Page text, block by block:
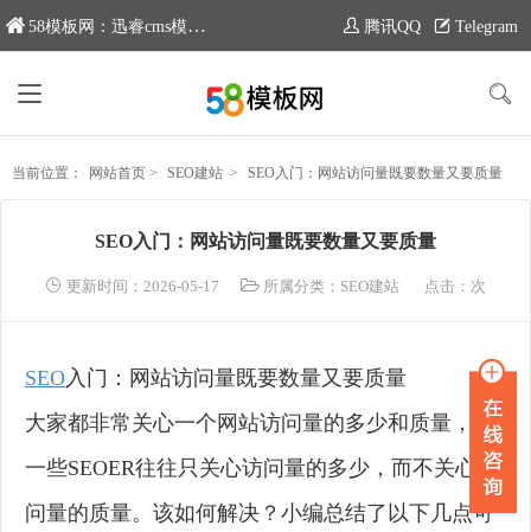
58模板网：迅睿cms模板专业分享平台，新域名：www.moban58.com 腾讯QQ Telegram
当前位置： 网站首页 > SEO建站 > SEO入门：网站访问量既要数量又要质量
SEO入门：网站访问量既要数量又要质量
更新时间：2026-05-17 所属分类： SEO建站 点击： 次
SEO入门：网站访问量既要数量又要质量
大家都非常关心一个网站访问量的多少和质量，而
一些SEOER往往只关心访问量的多少，而不关心访
问量的质量。该如何解决？小编总结了以下几点可